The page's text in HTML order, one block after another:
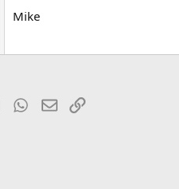
Mike
LinkedInWhatsApp
E-mailkoppeling